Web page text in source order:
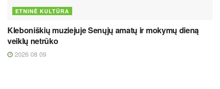
ETNINĖ KULTŪRA
Kleboniškių muziejuje Senųjų amatų ir mokymų dieną
veiklų netrūko
2026 08 09